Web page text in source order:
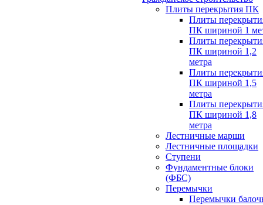
Плиты перекрытия ПК
Плиты
ПК шириной 1
Плиты
ПК шириной 1,2
метра
Плиты
ПК шириной 1,5
метра
Плиты
ПК шириной 1,8
метра
Лестничные марши
Лестничные площадки
Ступени
Фундаментные блоки
(ФБС)
Перемычки
Перемычки